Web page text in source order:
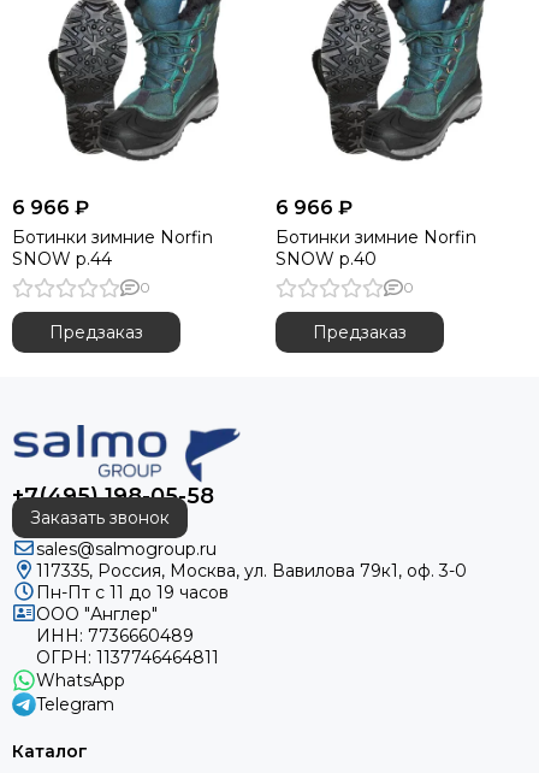
6 966 ₽
Ботинки зимние Norfin
SNOW р.44
0
Предзаказ
6 966 ₽
Ботинки зимние Norfin
SNOW р.40
0
Предзаказ
+7(495) 198-05-58
Заказать звонок
sales@salmogroup.ru
117335, Россия, Москва, ул. Вавилова 79к1, оф. 3-0
Пн-Пт с 11 до 19 часов
ООО "Англер"
ИНН: 7736660489
ОГРН: 1137746464811
WhatsApp
Telegram
Каталог